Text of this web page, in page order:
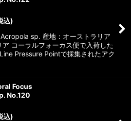
込)
sp. 産地：オーストラリア
ア コーラルフォーカス便で入荷した
Pressure Pointで採集されたアク
Focus
No.120
込)